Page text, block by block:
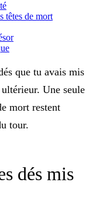
têtes de mort
que tu avais mis
Une seule
mort restent
tour.
dés mis